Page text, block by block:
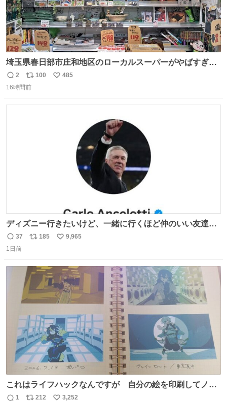
埼玉県春日部市庄和地区のローカルスーパーがやばすぎ
る。どこまで売り物でどこから私物か不明なごちゃごちゃ
の店内には埼玉自虐習字がずらり。日替わり謎汁の試食や
を生んだ町、強すぎる。
返
信
2
リ
ポ
100
い
485
16時間前
ディズニー行きたいけど、一緒に行くほど仲のいい友達が
居ない… ほんでこれ
返
信
37
リ
ト
数
185
い
数
9,965
1日前
これはライフハックなんですが 自分の絵を印刷してノー
トに貼って日付とキャプションを一言添えると 結構健康に
1 212 3,252